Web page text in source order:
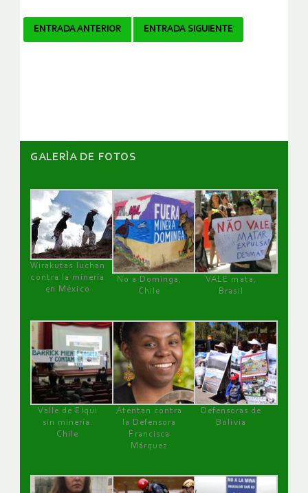
Navegador
ENTRADA ANTERIOR ENTRADA SIGUIENTE
GALERÌA DE FOTOS
Wirakutas luchan
contra la minería
en México
No a Dominga,
Chile
VALE mata,
Brasil
Valle de Elqui
sin minería.
Chile
Atentan contra
la Defensora
Francisca
Márquez
Defensoras de
Bolivia